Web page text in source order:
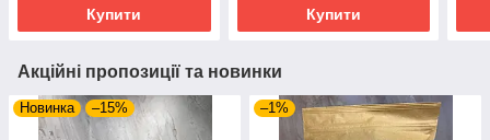
Купити Купити
Акційні пропозиції та новинки
Новинка –15% –1%